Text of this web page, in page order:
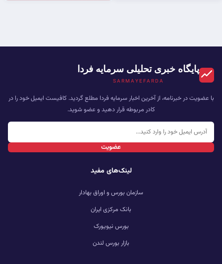
پایگاه خبری تحلیلی سرمایه فردا
SARMAYEFARDA
با عضویت در خبرنامه، از آخرین اخبار سرمایه فردا مطلع گردید. کافیست ایمیل خود را در
کادر مربوطه قرار دهید و عضو شوید.
عضویت
لینک‌های مفید
سازمان بورس و اوراق بهادار
بانک مرکزی ایران
بورس نیویورک
بازار بورس لندن